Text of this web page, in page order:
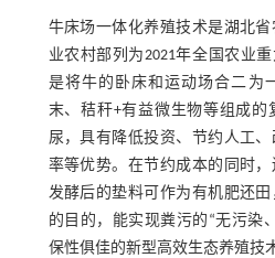
牛床场一体化养殖技术是湖北
业农村部列为2021年全国农业
是将牛的卧床和运动场合二为
末、秸秆+有益微生物等组成的
尿，具有降低投资、节约人工
率等优势。在节约成本的同时，
发酵后的垫料可作为有机肥还
的目的，能实现粪污的“无污染
保性俱佳的新型高效生态养殖技术